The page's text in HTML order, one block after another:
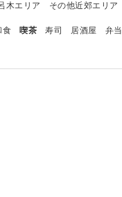
木エリア その他近郊エリア
食 喫茶 寿司 居酒屋 弁当